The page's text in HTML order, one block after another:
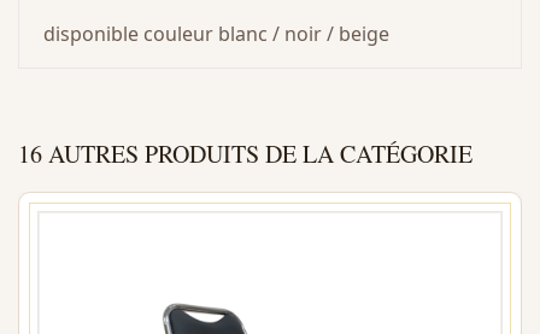
disponible couleur blanc / noir / beige
16 AUTRES PRODUITS DE LA CATÉGORIE